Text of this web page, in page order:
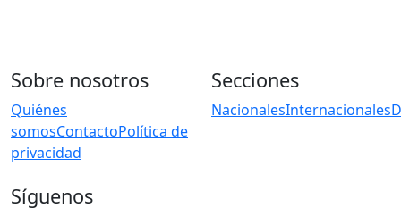
Sobre nosotros
Quiénes
somosContactoPolítica de
privacidad
Secciones
NacionalesInternacionales
Síguenos